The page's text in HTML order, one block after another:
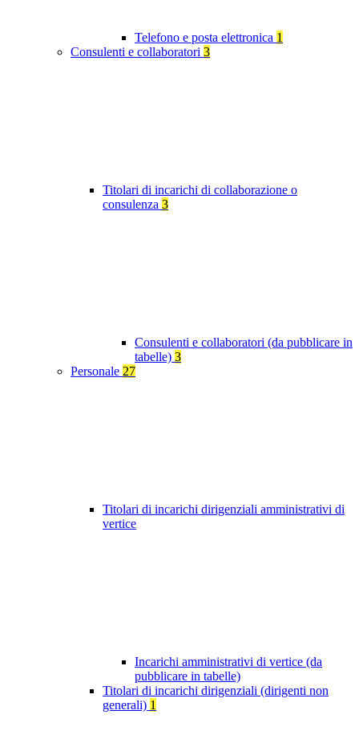
Telefono e posta elettronica 1
Consulenti e collaboratori 3
Titolari di incarichi di collaborazione o
consulenza 3
Consulenti e collaboratori (da pubblicare in
tabelle) 3
Personale 27
Titolari di incarichi dirigenziali amministrativi di
vertice
Incarichi amministrativi di vertice (da
pubblicare in tabelle)
Titolari di incarichi dirigenziali (dirigenti non
generali) 1